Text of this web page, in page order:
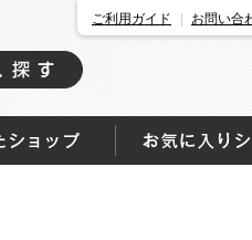
ご利用ガイド お問い合